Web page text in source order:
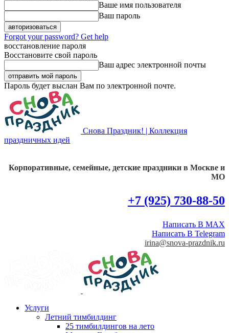
Ваше имя пользователя
Ваш пароль
Forgot your password? Get help
восстановление пароля
Восстановите свой пароль
Ваш адрес электронной почты
Пароль будет выслан Вам по электронной почте.
Снова Праздник! | Коллекция
праздничных идей
Корпоративные, семейные, детские праздники в Москве и
МО
+7 (925) 730-88-50
Написать В MAX
Написать В Telegram
irina@snova-prazdnik.ru
Услуги
Летний тимбилдинг
25 тимбилдингов на лето